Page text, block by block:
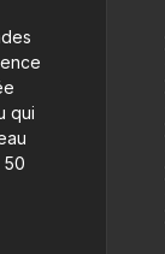
qui
50